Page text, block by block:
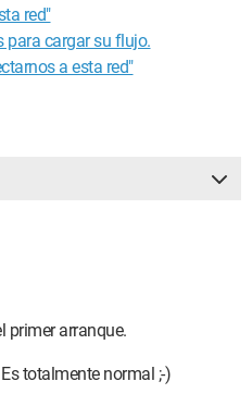
red"
para cargar su flujo.
a esta red"
primer arranque.
totalmente normal ;-)